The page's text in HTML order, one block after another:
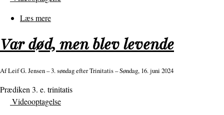
leve
Læs mere
tilskuer,
så
til
sidst
Var død, men blev levende
AfLeif G. Jensen– 3. søndag efter Trinitatis – Søndag, 16. juni 2024
Prædiken 3. e. trinitatis
Videooptagelse